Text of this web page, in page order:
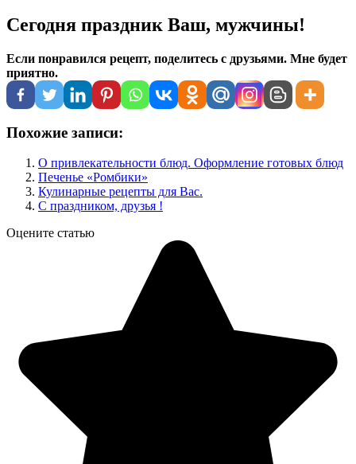
Сегодня праздник Ваш, мужчины!
Если понравился рецепт, поделитесь с друзьями. Мне будет
приятно.
Похожие записи:
О привлекательности блюд. Оформление готовых блюд
Печенье «Ромбики»
Кулинарные рецепты для Вас.
С праздником, друзья !
Оцените статью